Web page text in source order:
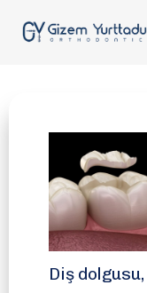
Diş